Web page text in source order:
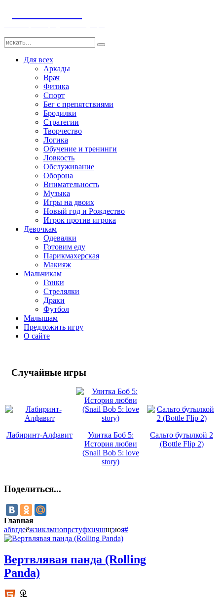
Для всех
Аркады
Врач
Физика
Спорт
Бег с препятствиями
Бродилки
Стратегии
Творчество
Логика
Обучение и тренинги
Ловкость
Обслуживание
Оборона
Внимательность
Музыка
Игры на двоих
Новый год и Рождество
Игрок против игрока
Девочкам
Одевалки
Готовим еду
Парикмахерская
Макияж
Мальчикам
Гонки
Стрелялки
Драки
Футбол
Малышам
Предложить игру
О сайте
Случайные игры
Лабиринт-Алфавит
Улитка Боб 5:
История любви
(Snail Bob 5: love
story)
Сальто бутылкой 2
(Bottle Flip 2)
Поделиться...
Главная
абвгдеёжзиклмнопрстуфхцчшщэюя#
Вертвлявая панда (Rolling
Panda)